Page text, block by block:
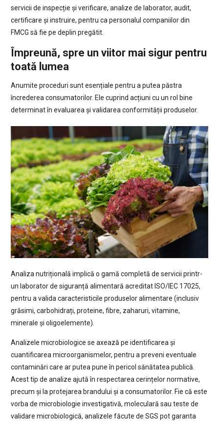
servicii de inspecție și verificare, analize de laborator, audit,
certificare și instruire, pentru ca personalul companiilor din
FMCG să fie pe deplin pregătit.
Împreună, spre un viitor mai sigur pentru
toată lumea
Anumite proceduri sunt esențiale pentru a putea păstra
încrederea consumatorilor. Ele cuprind acțiuni cu un rol bine
determinat în evaluarea și validarea conformității produselor.
Analiza nutrițională implică o gamă completă de servicii printr-
un laborator de siguranță alimentară acreditat ISO/IEC 17025,
pentru a valida caracteristicile produselor alimentare (inclusiv
grăsimi, carbohidrați, proteine, fibre, zaharuri, vitamine,
minerale și oligoelemente).
Analizele microbiologice se axează pe identificarea și
cuantificarea microorganismelor, pentru a preveni eventuale
contaminări care ar putea pune în pericol sănătatea publică.
Acest tip de analize ajută în respectarea cerințelor normative,
precum și la protejarea brandului și a consumatorilor. Fie că este
vorba de microbiologie investigativă, moleculară sau teste de
validare microbiologică, analizele făcute de SGS pot garanta